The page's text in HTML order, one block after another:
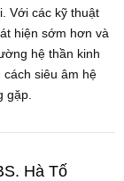
Với các kỹ thuật
hiện sớm hơn và
hệ thần kinh
siêu âm hệ
gặp.
Hà Tố